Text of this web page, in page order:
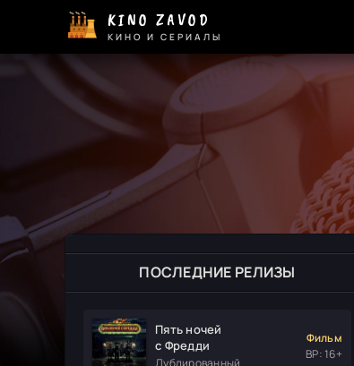
KINO ZAVOD
КИНО И СЕРИАЛЫ
ПОСЛЕДНИЕ РЕЛИЗЫ
Пять ночей
с Фредди
Дублированный
Фильм
ВР: 16+